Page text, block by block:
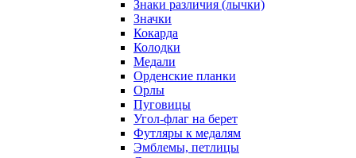
Знаки различия (лычки)
Значки
Кокарда
Колодки
Медали
Орденские планки
Орлы
Пуговицы
Угол-флаг на берет
Футляры к медалям
Эмблемы, петлицы